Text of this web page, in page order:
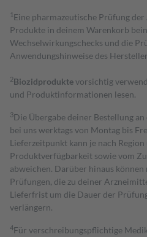
1 Eine pharmazeutische Prüfung
Produkte in deinem Warenkorb
Wechselwirkungschecks und die
Anwendungshinweise des
2Biozidproduktevorsichtig
und Produktinformationen lesen.
3Die Übergabe deiner Bestellung
bei uns werktags von Montag bis
Lieferzeitpunkt kann je nach
Produktverfügbarkeit sowie vom
abweichen. Darüber hinaus
Prüfungen, die zu deiner
Lieferfrist um die Dauer der
verlängern.
4Für verschreibungspflichtige